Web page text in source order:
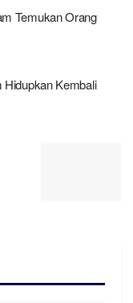
Temukan Orang
Kembali